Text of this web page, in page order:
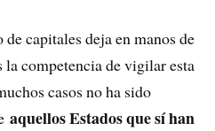
capitales deja en manos de
la competencia de vigilar esta
casos no ha sido
aquellos Estados que sí han